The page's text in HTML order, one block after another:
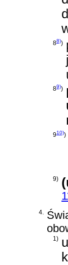
88))
89))
910))
9)
4.
1)